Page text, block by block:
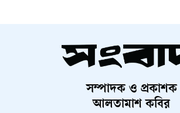
সহাবস্থানে একটি বহুমাত্রিক ক্ষমতার
সম্পাদক ও প্রকাশক
আলতামাশ কবির